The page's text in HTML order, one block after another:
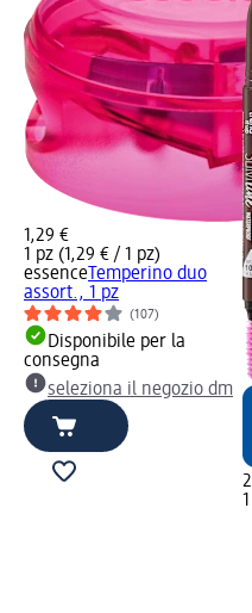
1,29 €
1 pz (1,29 € / 1 pz)
essence Temperino duo
assort., 1 pz
(107)
Disponibile per la
consegna
seleziona il negozio dm